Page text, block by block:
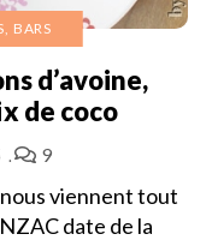
BARS
d’avoine,
de coco
9
viennent tout
date de la